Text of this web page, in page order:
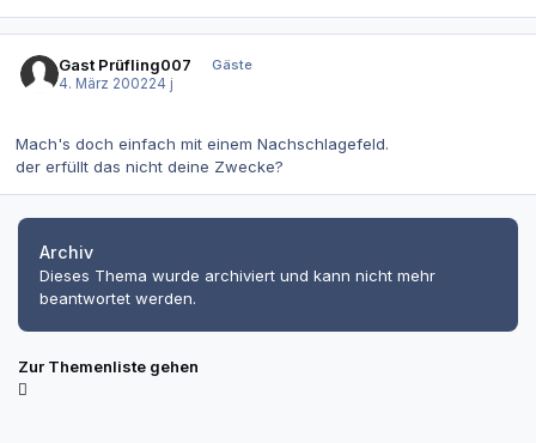
Gast Prüfling007
Gäste
4. März 200224 j
Mach's doch einfach mit einem Nachschlagefeld.
der erfüllt das nicht deine Zwecke?
Archiv
Dieses Thema wurde archiviert und kann nicht mehr
beantwortet werden.
Zur Themenliste gehen